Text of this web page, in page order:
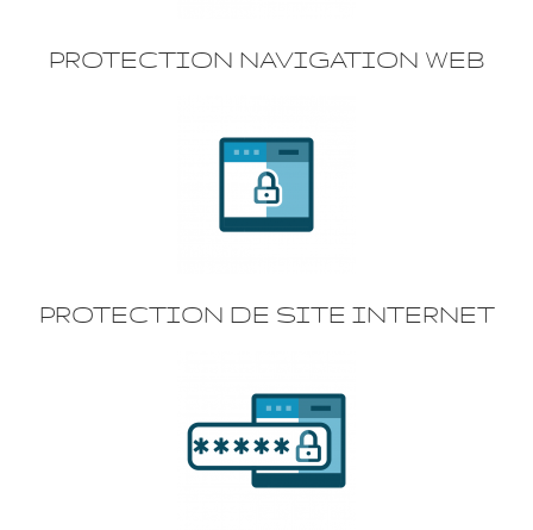
PROTECTION NAVIGATION WEB
PROTECTION DE SITE INTERNET